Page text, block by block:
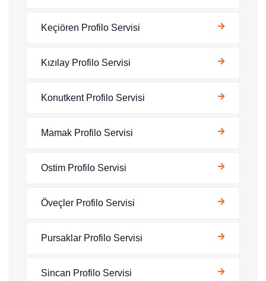
Keçiören Profilo Servisi
Kızılay Profilo Servisi
Konutkent Profilo Servisi
Mamak Profilo Servisi
Ostim Profilo Servisi
Öveçler Profilo Servisi
Pursaklar Profilo Servisi
Sincan Profilo Servisi